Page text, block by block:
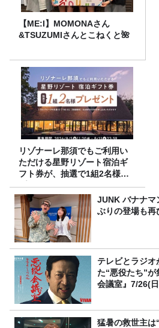
【ME:I】MOMONAさん
&TSUZUMIさんとこねくと🌺
リゾナーレ那須でもご利用い
ただける星野リゾート宿泊ギ
フト券が、抽選で1組2名様に
プレゼント！
JUNK バナナマン「与田祐希さん、１年
ぶりの登場も再
テレビとラジ
た“悪役たち”
会議室』7/26(
猛暑の救世主は